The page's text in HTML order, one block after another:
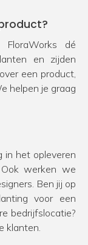
dé
en zijden
een product,
helpen je graag
in het opleveren
werken we
Ben jij op
voor een
bedrijfslocatie?
klanten.